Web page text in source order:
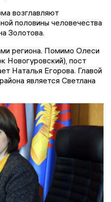
возглавляют
половины человечества
Золотова.
региона. Помимо Олеси
Новогуровский), пост
Наталья Егорова. Главой
является Светлана